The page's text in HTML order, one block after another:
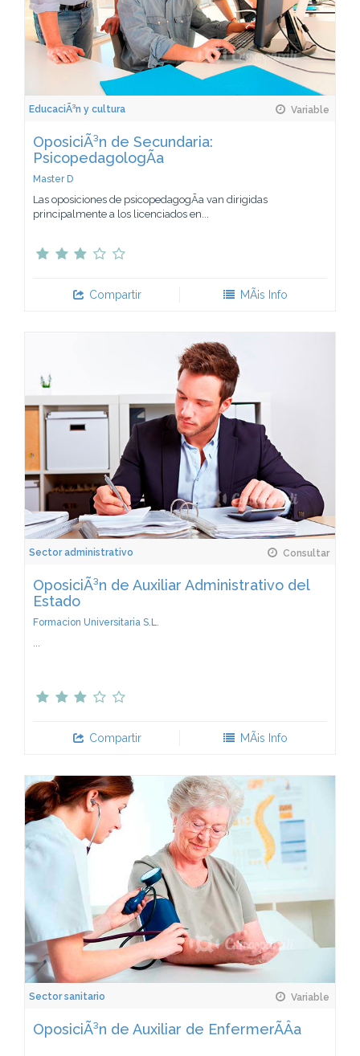
EducaciÃ³n y cultura Variable
OposiciÃ³n de Secundaria:
PsicopedagologÃ­a
Master D
Las oposiciones de psicopedagogÃ­a van dirigidas
principalmente a los licenciados en...
Compartir MÃ¡s Info
Sector administrativo Consultar
OposiciÃ³n de Auxiliar Administrativo del
Estado
Formacion Universitaria S.L.
...
Compartir MÃ¡s Info
Sector sanitario Variable
OposiciÃ³n de Auxiliar de EnfermerÃ­Â­a